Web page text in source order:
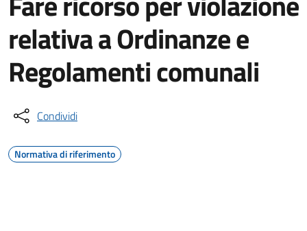
relativa a Ordinanze e
Regolamenti comunali
Condividi
Normativa di riferimento